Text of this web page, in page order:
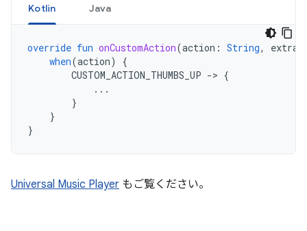
Kotlin Java
override fun onCustomAction(action : String, extras
when(action)
{
CUSTOM_ACTION_THUMBS_UP -> {
...
}
}
}
Universal Music Player もご覧ください。